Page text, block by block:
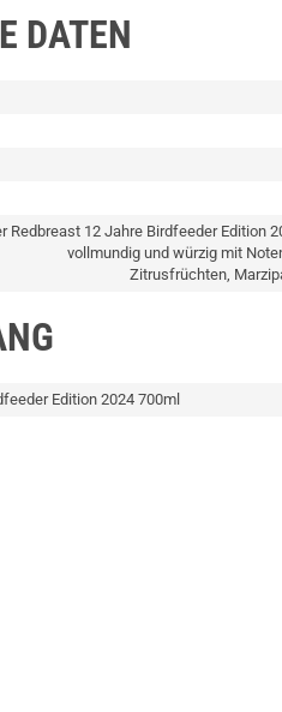
DATEN
Redbreast 12 Jahre Birdfeeder Edition
vollmundig und würzig mit
Zitrusfrüchten,
Edition 2024 700ml